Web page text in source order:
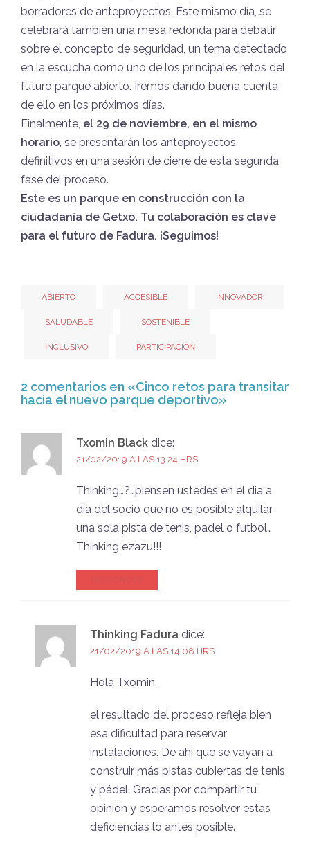
borradores de anteproyectos. Este mismo día, se
celebrará también una mesa redonda para debatir
sobre el concepto de seguridad, un tema detectado
en la escucha como uno de los principales retos del
futuro parque abierto. Iremos dando buena cuenta
de ello en los próximos días.
Finalmente, el 29 de noviembre, en el mismo
horario, se presentarán los anteproyectos
definitivos en una sesión de cierre de esta segunda
fase del proceso.
Este es un parque en construcción con la
ciudadanía de Getxo. Tu colaboración es clave
para el futuro de Fadura. ¡Seguimos!
ABIERTO ACCESIBLE INNOVADOR
SALUDABLE SOSTENIBLE
INCLUSIVO PARTICIPACIÓN
2 comentarios en «Cinco retos para transitar
hacia el nuevo parque deportivo»
Txomin Black dice:
21/02/2019 A LAS 13:24 HRS.
Thinking…?…piensen ustedes en el dia a
dia del socio que no es posible alquilar
una sola pista de tenis, padel o futbol…
Thinking ezazu!!!
Thinking Fadura dice:
21/02/2019 A LAS 14:08 HRS.
Hola Txomin,
el resultado del proceso refleja bien
esa dificultad para reservar
instalaciones. De ahí que se vayan a
construir más pistas cubiertas de tenis
y pádel. Gracias por compartir tu
opinión y esperamos resolver estas
deficiencias lo antes posible.